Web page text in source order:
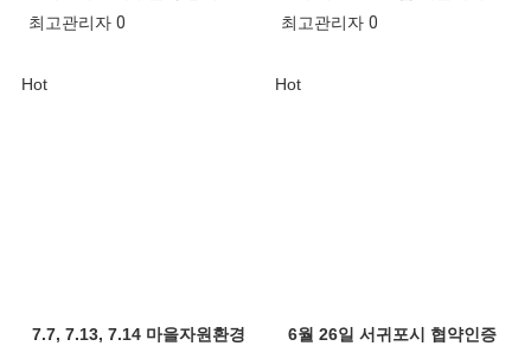
최고관리자 0
최고관리자 0
Hot
7.7, 7.13, 7.14 마을자원환경
Hot
6월 26일 서귀포시 협약인증